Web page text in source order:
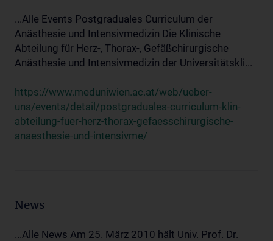
...Alle Events Postgraduales Curriculum der
Anästhesie und Intensivmedizin Die Klinische
Abteilung für Herz-, Thorax-, Gefäßchirurgische
Anästhesie und Intensivmedizin der Universitätskli...
https://www.meduniwien.ac.at/web/ueber-
uns/events/detail/postgraduales-curriculum-klin-
abteilung-fuer-herz-thorax-gefaesschirurgische-
anaesthesie-und-intensivme/
News
...Alle News Am 25. März 2010 hält Univ. Prof. Dr.